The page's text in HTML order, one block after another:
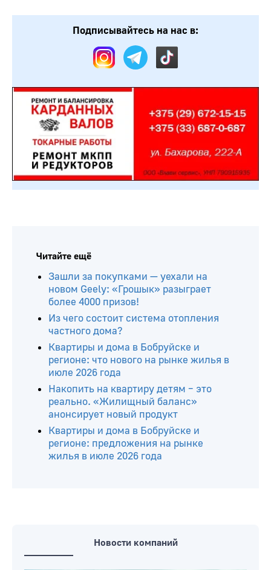
Подписывайтесь на нас в:
Читайте ещё
Зашли за покупками — уехали на
новом Geely: «Грошык» разыграет
более 4000 призов!
Из чего состоит система отопления
частного дома?
Квартиры и дома в Бобруйске и
регионе: что нового на рынке жилья в
июле 2026 года
Накопить на квартиру детям – это
реально. «Жилищный баланс»
анонсирует новый продукт
Квартиры и дома в Бобруйске и
регионе: предложения на рынке
жилья в июле 2026 года
Новости компаний